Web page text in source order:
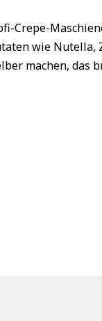
Crepe-
wie
machen, das